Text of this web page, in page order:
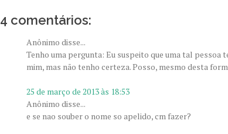
4 comentários:
Anônimo disse...
Tenho uma pergunta: Eu suspeito que uma tal pessoa
mim, mas não tenho certeza. Posso, mesmo desta
25 de março de 2013 às 18:53
Anônimo disse...
e se nao souber o nome so apelido, cm fazer?